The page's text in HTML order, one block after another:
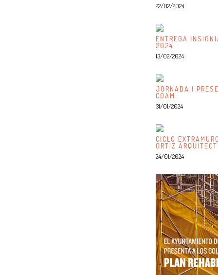
22/02/2024
ENTREGA
2024
13/02/2024
JORNADA |
COAM
31/01/2024
CICLO
ORTIZ
24/01/2024